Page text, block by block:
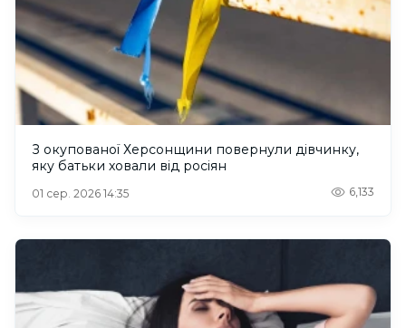
З окупованої Херсонщини повернули дівчинку,
яку батьки ховали від росіян
01 сер. 2026 14:35 6,133